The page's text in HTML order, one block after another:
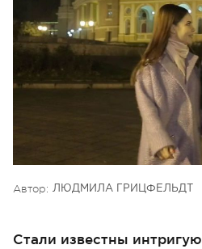
Автор: ЛЮДМИЛА ГРИЦФЕЛЬДТ
Стали известны